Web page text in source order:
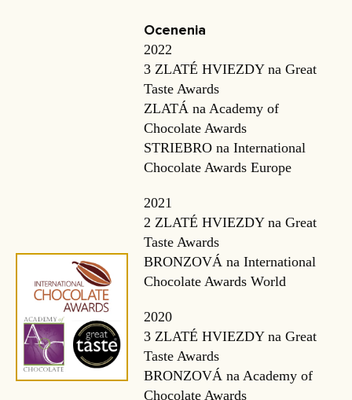
Ocenenia
2022
3 ZLATÉ HVIEZDY na Great
Taste Awards
ZLATÁ na Academy of
Chocolate Awards
STRIEBRO na International
Chocolate Awards Europe
2021
2 ZLATÉ HVIEZDY na Great
Taste Awards
BRONZOVÁ na International
Chocolate Awards World
2020
3 ZLATÉ HVIEZDY na Great
Taste Awards
BRONZOVÁ na Academy of
Chocolate Awards